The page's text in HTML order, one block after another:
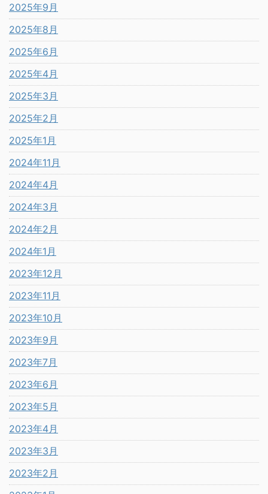
2025年9月
2025年8月
2025年6月
2025年4月
2025年3月
2025年2月
2025年1月
2024年11月
2024年4月
2024年3月
2024年2月
2024年1月
2023年12月
2023年11月
2023年10月
2023年9月
2023年7月
2023年6月
2023年5月
2023年4月
2023年3月
2023年2月